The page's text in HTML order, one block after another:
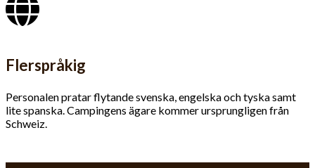
Flerspråkig
Personalen pratar flytande svenska, engelska och tyska samt
lite spanska. Campingens ägare kommer ursprungligen från
Schweiz.